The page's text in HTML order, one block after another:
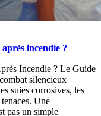
incendie ?
Incendie ? Le Guide
silencieux
suies corrosives, les
Une
pas un simple